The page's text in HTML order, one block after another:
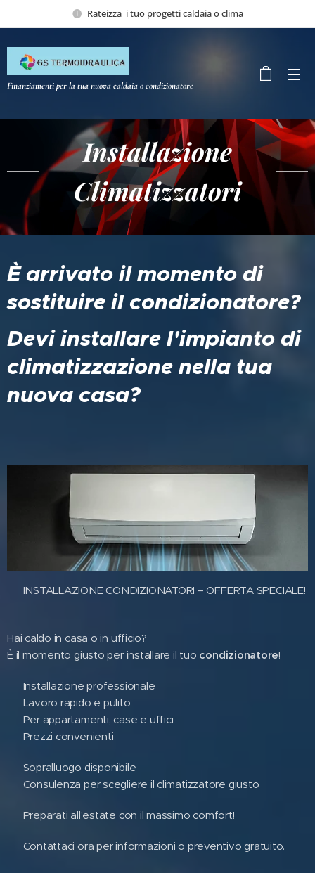
Rateizza i tuo progetti caldaia o clima
Finanziamenti per la tua nuova caldaia o condizionatore
Installazione
Climatizzatori
È arrivato il momento di
sostituire il condizionatore?
Devi installare l'impianto di
climatizzazione nella tua
nuova casa?
❄️ INSTALLAZIONE CONDIZIONATORI – OFFERTA SPECIALE!
Hai caldo in casa o in ufficio?
È il momento giusto per installare il tuo condizionatore!
🔧 Installazione professionale
⚡ Lavoro rapido e pulito
🏠 Per appartamenti, case e uffici
💰 Prezzi convenienti
✅ Sopralluogo disponibile
✅ Consulenza per scegliere il climatizzatore giusto
🌬️ Preparati all'estate con il massimo comfort!
📞 Contattaci ora per informazioni o preventivo gratuito.